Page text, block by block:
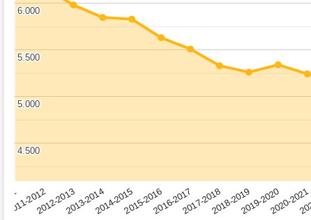
2011-20122012-20132013-20142014-20152015-20162016-20172017-20182018-20192019-20202020-2021
4.500
4.500
5.000
5.000
5.500
5.500
6.000
6.000